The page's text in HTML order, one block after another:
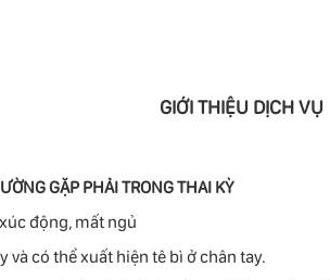
GIỚI THIỆU DỊCH VỤ
GẶP PHẢI TRONG THAI KỲ
động, mất ngủ
và có thể xuất hiện tê bì ở chân tay.